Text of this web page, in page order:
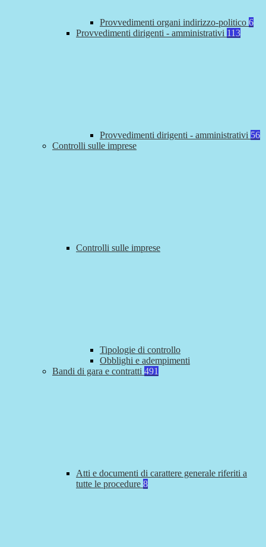
Provvedimenti organi indirizzo-politico 6
Provvedimenti dirigenti - amministrativi 113
Provvedimenti dirigenti - amministrativi 56
Controlli sulle imprese
Controlli sulle imprese
Tipologie di controllo
Obblighi e adempimenti
Bandi di gara e contratti 491
Atti e documenti di carattere generale riferiti a
tutte le procedure 8